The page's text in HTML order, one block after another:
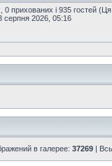
0 прихованих і 935 гостей
серпня 2026, 05:16
в галерее: 37269 |